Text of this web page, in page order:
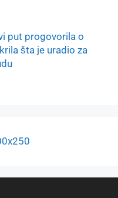
put progovorila o
šta je uradio za